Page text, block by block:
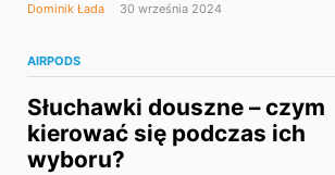
Dominik Łada 30 września 2024
AIRPODS
Słuchawki douszne – czym
kierować się podczas ich
wyboru?